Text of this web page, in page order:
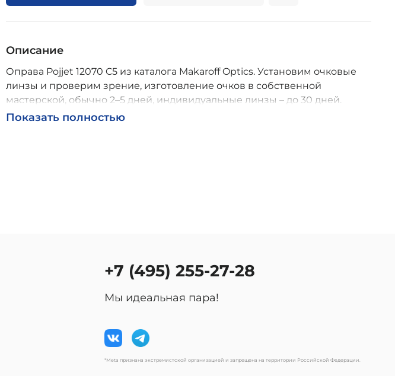
Описание
Оправа Pojjet 12070 C5 из каталога Makaroff Optics. Установим очковые
линзы и проверим зрение, изготовление очков в собственной
мастерской, обычно 2–5 дней, индивидуальные линзы – до 30 дней.
Возможна доставка по России.
Показать полностью
+7 (495) 255-27-28
Мы идеальная пара!
*Meta признана экстремистской организацией и запрещена на территории Российской Федерации.